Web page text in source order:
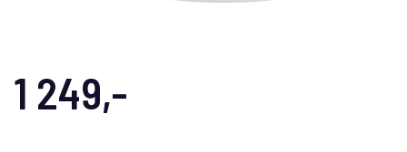
1 249,-